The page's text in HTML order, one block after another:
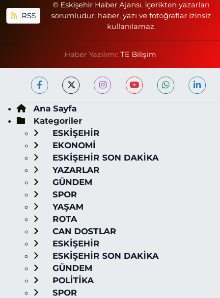
RSS
© Eskişehir Haber Ajansı. İçerikten yazarları
sorumludur; haber, yazı ve fotoğraflar izinsiz
kullanılamaz.
Haber Yazılımı: TE Bilişim
Ana Sayfa
Kategoriler
ESKİŞEHİR
EKONOMİ
ESKİŞEHİR SON DAKİKA
YAZARLAR
GÜNDEM
SPOR
YAŞAM
ROTA
CAN DOSTLAR
ESKİŞEHİR
ESKİŞEHİR SON DAKİKA
GÜNDEM
POLİTİKA
SPOR